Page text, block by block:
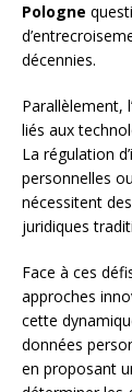
Pologne
décennies.
Parallèlement,
liés aux
La régulation
personnelles
nécessitent
juridiques
Face à ces
approches
cette
données
en proposant